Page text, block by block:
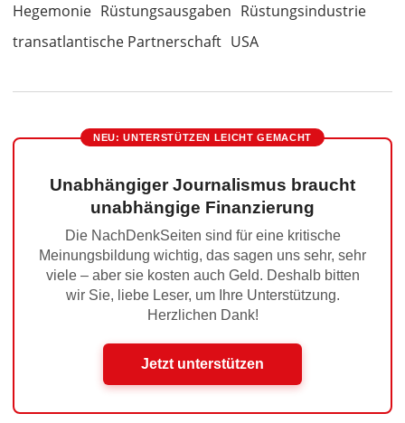
Hegemonie Rüstungsausgaben Rüstungsindustrie
transatlantische Partnerschaft USA
NEU: UNTERSTÜTZEN LEICHT GEMACHT
Unabhängiger Journalismus braucht
unabhängige Finanzierung
Die NachDenkSeiten sind für eine kritische
Meinungsbildung wichtig, das sagen uns sehr, sehr
viele – aber sie kosten auch Geld. Deshalb bitten
wir Sie, liebe Leser, um Ihre Unterstützung.
Herzlichen Dank!
Jetzt unterstützen